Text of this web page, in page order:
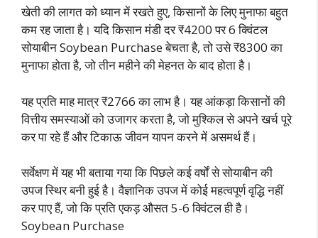
खेती की लागत को ध्यान में रखते हुए, किसानों के लिए मुनाफा बहुत
कम रह जाता है। यदि किसान मंडी दर ₹4200 पर 6 क्विंटल
सोयाबीन Soybean Purchase बेचता है, तो उसे ₹8300 का
मुनाफा होता है, जो तीन महीने की मेहनत के बाद होता है।
यह प्रति माह मात्र ₹2766 का लाभ है। यह आंकड़ा किसानों की
वित्तीय समस्याओं को उजागर करता है, जो मुश्किल से अपने खर्च पूरे
कर पा रहे हैं और टिकाऊ जीवन यापन करने में असमर्थ हैं।
सर्वेक्षण में यह भी बताया गया कि पिछले कई वर्षों से सोयाबीन की
उपज स्थिर बनी हुई है। वैज्ञानिक उपज में कोई महत्वपूर्ण वृद्धि नहीं
कर पाए हैं, जो कि प्रति एकड़ औसत 5-6 क्विंटल ही है।
Soybean Purchase